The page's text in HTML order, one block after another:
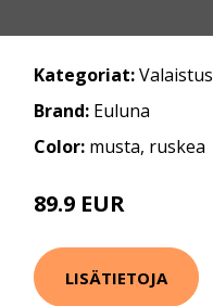
Kategoriat:Valaistus
Brand: Euluna
Color: musta, ruskea
89.9 EUR
LISÄTIETOJA